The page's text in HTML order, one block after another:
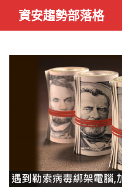
i
資安趨勢部落格